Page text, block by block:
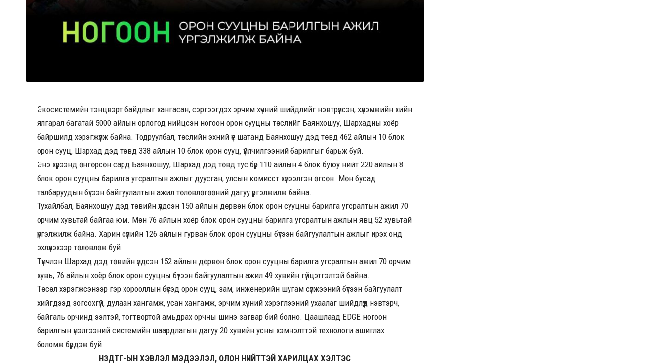
Экосистемийн тэнцвэрт байдлыг хангасан, сэргээгдэх эрчим хүчний шийдлийг нэвтрүүлсэн, хүлэмжийн хийн
ялгарал багатай 5000 айлын орлогод нийцсэн ногоон орон сууцны төслийг Баянхошуу, Шархадны хоёр
байршилд хэрэгжүүлж байна. Тодруулбал, төслийн эхний үе шатанд Баянхошуу дэд төвд 462 айлын 10 блок
орон сууц, Шархад дэд төвд 338 айлын 10 блок орон сууц, үйлчилгээний барилгыг барьж буй.
Энэ хүрээнд өнгөрсөн сард Баянхошуу, Шархад дэд төвд тус бүр 110 айлын 4 блок буюу нийт 220 айлын 8
блок орон сууцны барилга угсралтын ажлыг дуусган, улсын комисст хүлээлгэн өгсөн. Мөн бусад
талбаруудын бүтээн байгуулалтын ажил төлөвлөгөөний дагуу үргэлжилж байна.
Тухайлбал, Баянхошуу дэд төвийн үлдсэн 150 айлын дөрвөн блок орон сууцны барилга угсралтын ажил 70
орчим хувьтай байгаа юм. Мөн 76 айлын хоёр блок орон сууцны барилга угсралтын ажлын явц 52 хувьтай
үргэлжилж байна. Харин сүүлийн 126 айлын гурван блок орон сууцны бүтээн байгуулалтын ажлыг ирэх онд
эхлүүлэхээр төлөвлөж буй.
Түүнчлэн Шархад дэд төвийн үлдсэн 152 айлын дөрвөн блок орон сууцны барилга угсралтын ажил 70 орчим
хувь, 76 айлын хоёр блок орон сууцны бүтээн байгуулалтын ажил 49 хувийн гүйцэтгэлтэй байна.
Төсөл хэрэгжсэнээр гэр хорооллын бүсэд орон сууц, зам, инженерийн шугам сүлжээний бүтээн байгуулалт
хийгдээд зогсохгүй, дулаан хангамж, усан хангамж, эрчим хүчний хэрэглээний ухаалаг шийдлүүд нэвтэрч,
байгаль орчинд ээлтэй, тогтвортой амьдрах орчны шинэ загвар бий болно. Цаашлаад EDGE ногоон
барилгын үнэлгээний системийн шаардлагын дагуу 20 хувийн усны хэмнэлттэй технологи ашиглах
боломж бүрдэж буй.
НЗДТГ-ЫН ХЭВЛЭЛ МЭДЭЭЛЭЛ, ОЛОН НИЙТТЭЙ ХАРИЛЦАХ ХЭЛТЭС